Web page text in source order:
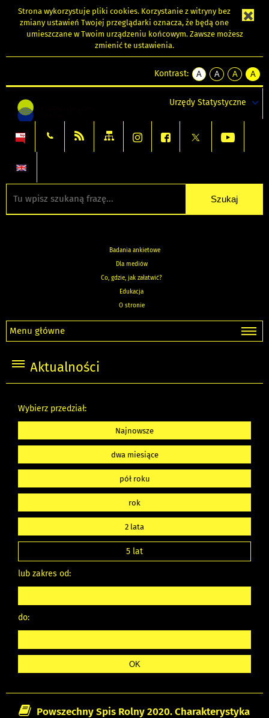
Strona wykorzystuje pliki cookies. Korzystanie z witryny bez
zmiany ustawień Twojej przeglądarki oznacza, że będą one
umieszczane w Twoim urządzeniu końcowym. Zawsze możesz
zmienić te ustawienia.
Kontrast:
A
kontrast
A
kontrast
tekst
czarnym
A
kontrast
tekst
czarnym
A
tekst
żółtym
Urzędy Statystyczne
Badania ankietowe
Dla mediów
Co, gdzie, jak załatwić?
Edukacja
O stronie
Menu główne
Aktualności
Wybierz przedział:
Najnowsze
dwa miesiące
pół roku
rok
2 lata
5 lat
lub zakres od:
do:
Powszechny Spis Rolny 2020. Charakterystyka